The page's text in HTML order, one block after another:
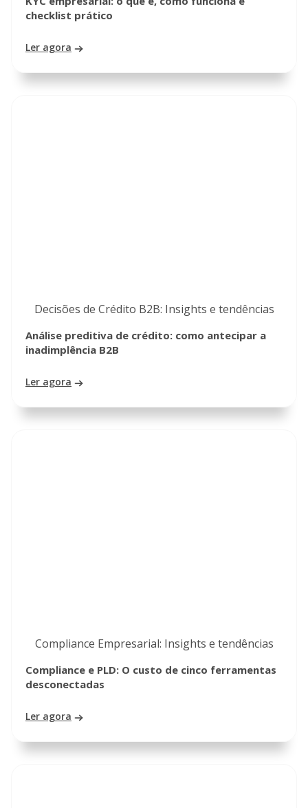
checklist prático
Ler agora
Decisões de Crédito B2B: Insights e tendências
Análise preditiva de crédito: como antecipar a
inadimplência B2B
Ler agora
Compliance Empresarial: Insights e tendências
Compliance e PLD: O custo de cinco ferramentas
desconectadas
Ler agora